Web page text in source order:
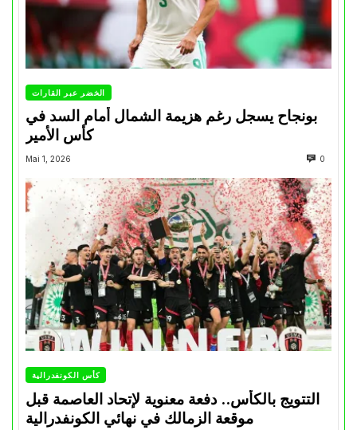
الخضر عبر القارات
بونجاح يسجل رغم هزيمة الشمال أمام السد في
كأس الأمير
Mai 1, 2026 0
كأس الكونفدرالية
التتويج بالكأس.. دفعة معنوية لإتحاد العاصمة قبل
موقعة الزمالك في نهائي الكونفدرالية